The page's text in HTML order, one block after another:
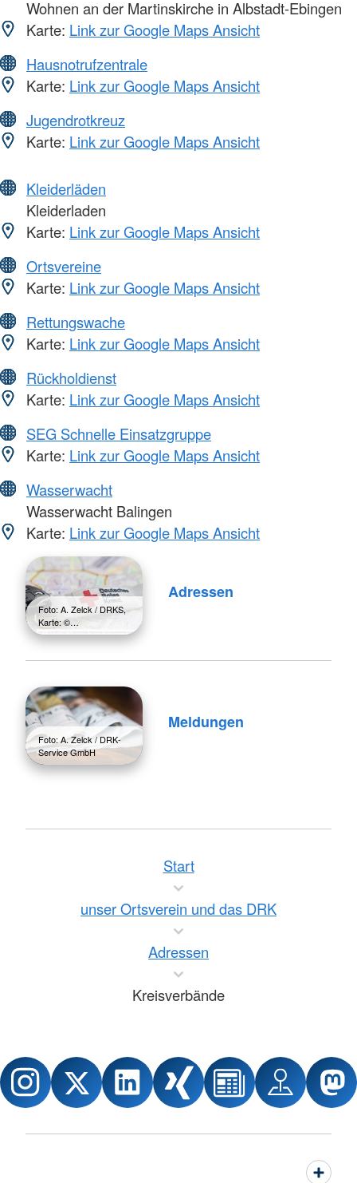
Wohnen an der Martinskirche in Albstadt-Ebingen
Karte: Link zur Google Maps Ansicht
Hausnotrufzentrale
Karte: Link zur Google Maps Ansicht
Jugendrotkreuz
Karte: Link zur Google Maps Ansicht
Kleiderläden
Kleiderladen
Karte: Link zur Google Maps Ansicht
Ortsvereine
Karte: Link zur Google Maps Ansicht
Rettungswache
Karte: Link zur Google Maps Ansicht
Rückholdienst
Karte: Link zur Google Maps Ansicht
SEG Schnelle Einsatzgruppe
Karte: Link zur Google Maps Ansicht
Wasserwacht
Wasserwacht Balingen
Karte: Link zur Google Maps Ansicht
Foto: A. Zelck / DRKS,
Karte: ©…
Adressen
Foto: A. Zelck / DRK-
Service GmbH
Meldungen
Start
unser Ortsverein und das DRK
Adressen
Kreisverbände